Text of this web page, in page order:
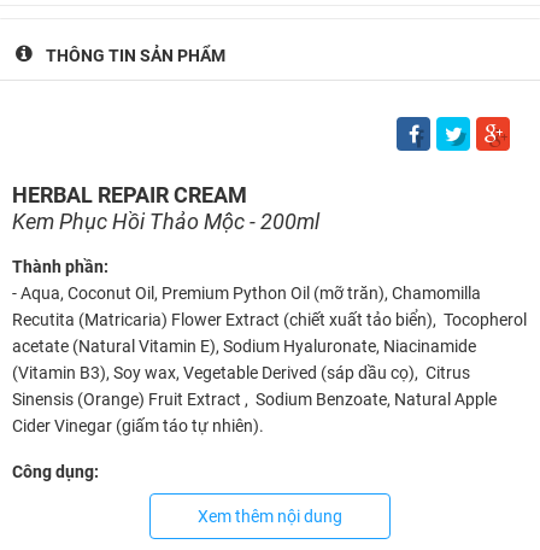
THÔNG TIN SẢN PHẨM
HERBAL REPAIR CREAM
Kem Phục Hồi Thảo Mộc - 200ml
Thành phần:
- Aqua, Coconut Oil, Premium Python Oil (mỡ trăn), Chamomilla
Recutita (Matricaria) Flower Extract (chiết xuất tảo biển), Tocopherol
acetate (Natural Vitamin E), Sodium Hyaluronate, Niacinamide
(Vitamin B3), Soy wax, Vegetable Derived (sáp dầu cọ), Citrus
Sinensis (Orange) Fruit Extract , Sodium Benzoate, Natural Apple
Cider Vinegar (giấm táo tự nhiên).
Công dụng:
- Hỗ trợ làm dịu các vấn đề da như viêm nang lông, chàm, chàm sữa,
ngứa da, da khô sần và da rạn nứt.
Xem thêm nội dung